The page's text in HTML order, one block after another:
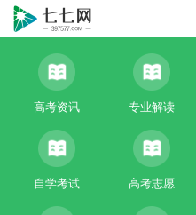
高考资讯 专业解读
自学考试 高考志愿